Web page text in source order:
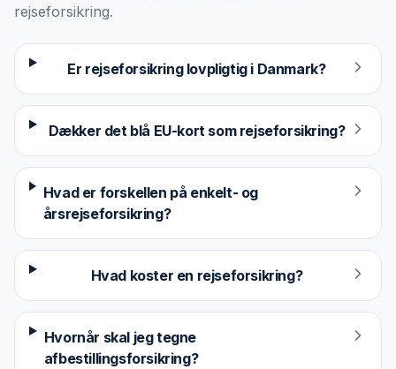
rejseforsikring.
Er rejseforsikring lovpligtig i Danmark?
Dækker det blå EU-kort som rejseforsikring?
Hvad er forskellen på enkelt- og
årsrejseforsikring?
Hvad koster en rejseforsikring?
Hvornår skal jeg tegne
afbestillingsforsikring?